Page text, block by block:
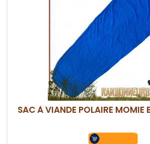
SAC À VIANDE POLAIRE MOMIE